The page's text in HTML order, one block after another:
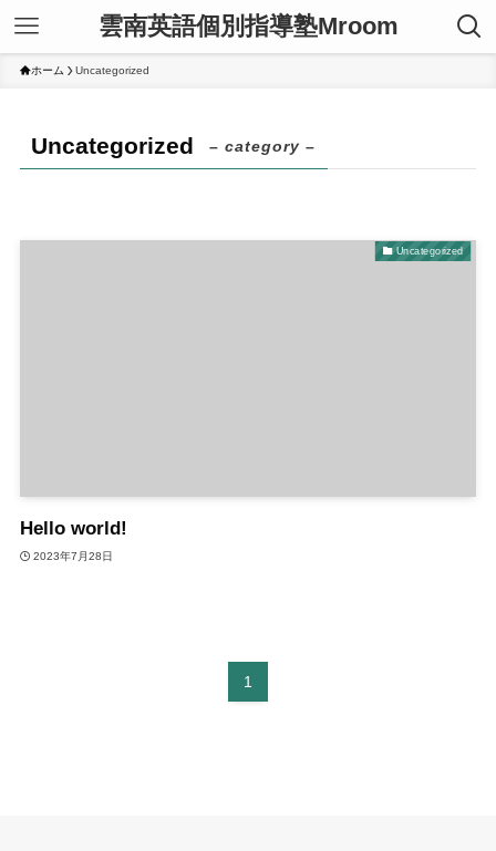
雲南英語個別指導塾Mroom
ホーム Uncategorized
Uncategorized – category –
Uncategorized
Hello world!
2023年7月28日
1